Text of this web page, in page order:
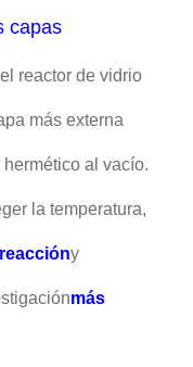
capas
reactor de vidrio
más externa
al vacío.
la temperatura,
y
más